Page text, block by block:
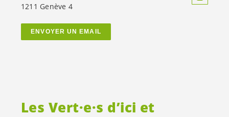
Les Vert·e·s d’ici et
1211 Genève 4
ENVOYER UN EMAIL